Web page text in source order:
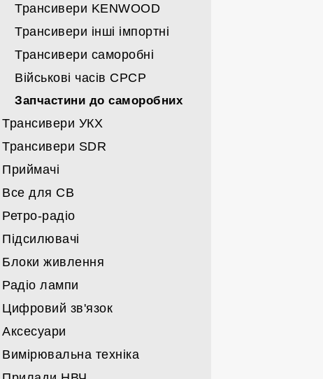
Дротяні
Кабелі/щогли/поворотні
Трансивери KENWOOD
Трансивери інші імпортні
Трансивери саморобні
Військові часів СРСР
Запчастини до саморобних
Трансивери УКХ
Трансивери MOTOROLA
Трансивери ICOM
Трансивери KENWOOD
Трансивери YAESU
Трансивери імпорт-інші
Трансивери СРСР
Трансивери саморобні
Трансивери SDR
Трансивери
Карти та запчастини до SDR
Приймачі
Військові часів СРСР
Імпортні
Набори
Все для СВ
Станції СВ
Антени СВ
Гаджети СВ
Ретро-радіо
Військові
Побутові
Решта
Підсилювачі
Підсилювачі заводські КХ/УКХ/
військовкі
Підсилювачі саморобні КХ/УКХ
Деталі для підсилювачів
Блоки живлення
Тільки блоки живлення
Компоненти блоків живлення
Радіо лампи
Радіо лампи Г/ГИ/ГМИ/ГС/ГУ
Інші радіо лампи
Цифровий зв'язок
Аксесуари
Вимірювальна техніка